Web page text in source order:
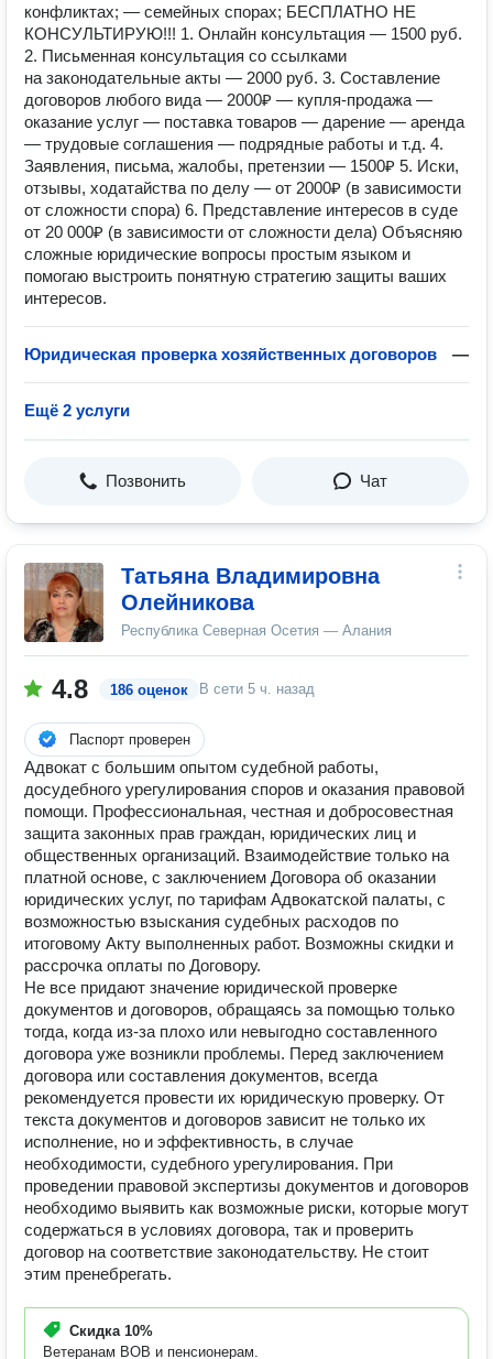
конфликтах; — семейных спорах; БЕСПЛАТНО НЕ
КОНСУЛЬТИРУЮ!!! 1. Онлайн консультация — 1500 руб.
2. Письменная консультация со ссылками
на законодательные акты — 2000 руб. 3. Составление
договоров любого вида — 2000₽ — купля-продажа —
оказание услуг — поставка товаров — дарение — аренда
— трудовые соглашения — подрядные работы и т.д. 4.
Заявления, письма, жалобы, претензии — 1500₽ 5. Иски,
отзывы, ходатайства по делу — от 2000₽ (в зависимости
от сложности спора) 6. Представление интересов в суде
от 20 000₽ (в зависимости от сложности дела) Объясняю
сложные юридические вопросы простым языком и
помогаю выстроить понятную стратегию защиты ваших
интересов.
Юридическая проверка хозяйственных договоров —
Ещё 2 услуги
Позвонить Чат
Татьяна Владимировна
Олейникова
Республика Северная Осетия — Алания
4.8 186 оценок В сети 5 ч. назад
Паспорт проверен
Адвокат с большим опытом судебной работы,
досудебного урегулирования споров и оказания правовой
помощи. Профессиональная, честная и добросовестная
защита законных прав граждан, юридических лиц и
общественных организаций. Взаимодействие только на
платной основе, с заключением Договора об оказании
юридических услуг, по тарифам Адвокатской палаты, с
возможностью взыскания судебных расходов по
итоговому Акту выполненных работ. Возможны скидки и
рассрочка оплаты по Договору.
Не все придают значение юридической проверке
документов и договоров, обращаясь за помощью только
тогда, когда из-за плохо или невыгодно составленного
договора уже возникли проблемы. Перед заключением
договора или составления документов, всегда
рекомендуется провести их юридическую проверку. От
текста документов и договоров зависит не только их
исполнение, но и эффективность, в случае
необходимости, судебного урегулирования. При
проведении правовой экспертизы документов и договоров
необходимо выявить как возможные риски, которые могут
содержаться в условиях договора, так и проверить
договор на соответствие законодательству. Не стоит
этим пренебрегать.
Скидка 10%
Ветеранам ВОВ и пенсионерам.